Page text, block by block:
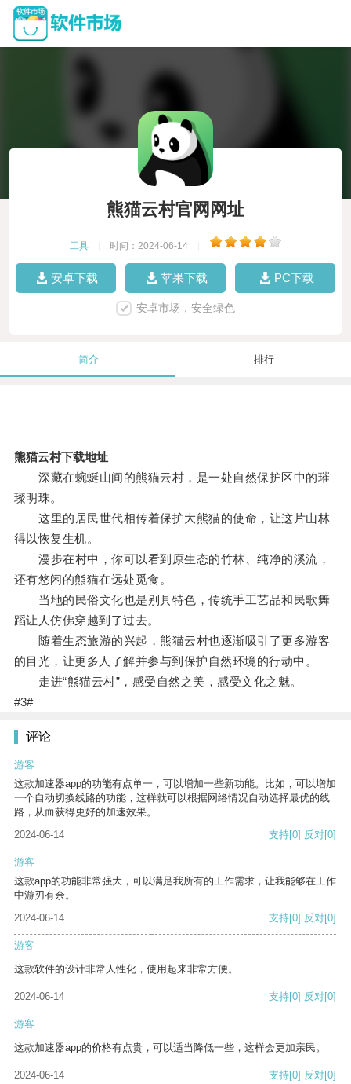
熊猫云村官网网址
工具 时间：2024-06-14
安卓下载 苹果下载 PC下载
安卓市场，安全绿色
简介 排行
熊猫云村下载地址
深藏在蜿蜒山间的熊猫云村，是一处自然保护区中的璀
璨明珠。
这里的居民世代相传着保护大熊猫的使命，让这片山林
得以恢复生机。
漫步在村中，你可以看到原生态的竹林、纯净的溪流，
还有悠闲的熊猫在远处觅食。
当地的民俗文化也是别具特色，传统手工艺品和民歌舞
蹈让人仿佛穿越到了过去。
随着生态旅游的兴起，熊猫云村也逐渐吸引了更多游客
的目光，让更多人了解并参与到保护自然环境的行动中。
走进“熊猫云村”，感受自然之美，感受文化之魅。
#3#
评论
游客
这款加速器app的功能有点单一，可以增加一些新功能。比如，可以增加
一个自动切换线路的功能，这样就可以根据网络情况自动选择最优的线
路，从而获得更好的加速效果。
2024-06-14
支持[0] 反对[0]
游客
这款app的功能非常强大，可以满足我所有的工作需求，让我能够在工作
中游刃有余。
2024-06-14
支持[0] 反对[0]
游客
这款软件的设计非常人性化，使用起来非常方便。
2024-06-14 支持[0] 反对[0]
游客
这款加速器app的价格有点贵，可以适当降低一些，这样会更加亲民。
2024-06-14 支持[0] 反对[0]